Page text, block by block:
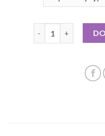
ilość lekka puchowa